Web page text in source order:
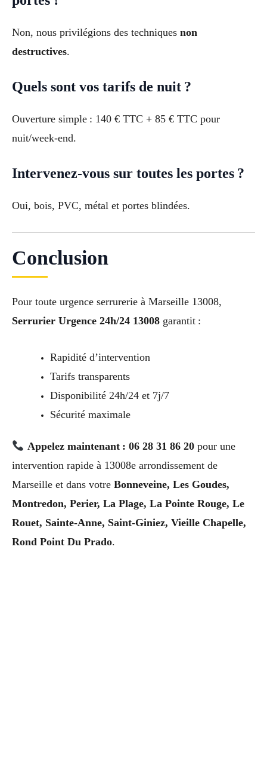
Non, nous privilégions des techniques non
destructives.
Quels sont vos tarifs de nuit ?
Ouverture simple : 140 € TTC + 85 € TTC pour
nuit/week-end.
Intervenez-vous sur toutes les portes ?
Oui, bois, PVC, métal et portes blindées.
Conclusion
Pour toute urgence serrurerie à Marseille 13008,
Serrurier Urgence 24h/24 13008 garantit :
Rapidité d’intervention
Tarifs transparents
Disponibilité 24h/24 et 7j/7
Sécurité maximale
Appelez maintenant : 06 28 31 86 20pour une
intervention rapide à 13008e arrondissement de
Marseille et dans votre Bonneveine, Les Goudes,
Montredon, Perier, La Plage, La Pointe Rouge, Le
Rouet, Sainte-Anne, Saint-Giniez, Vieille Chapelle,
Rond Point Du Prado.